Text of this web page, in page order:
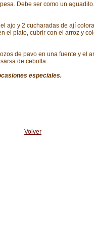
Debe ser como un
ajo y 2 cucharadas de ají
el plato, cubrir con el arroz y
de pavo en una fuente y el
de cebolla.
especiales.
Volver